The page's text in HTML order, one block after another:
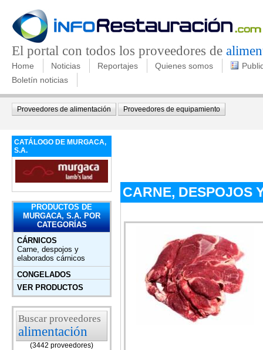
El portal con todos los proveedores de
Home Noticias Reportajes Quienes somos
Boletín noticias
Proveedores de alimentación Proveedores de equipamiento
CATÁLOGO DE MURGACA,
S.A.
PRODUCTOS DE
MURGACA, S.A. POR
CATEGORÍAS
CÁRNICOS
Carne, despojos y
elaborados cárnicos
CONGELADOS
VER PRODUCTOS
Buscar proveedores
alimentación
(3442 proveedores)
CARNE, DESPOJOS